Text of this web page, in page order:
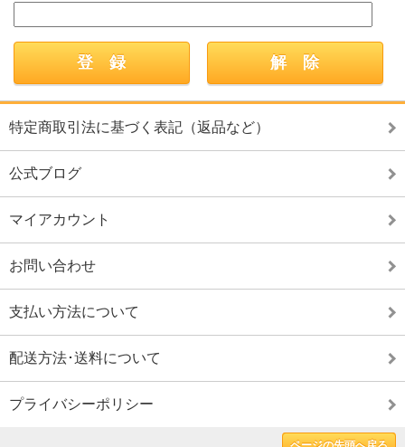
特定商取引法に基づく表記（返品など）
公式ブログ
マイアカウント
お問い合わせ
支払い方法について
配送方法･送料について
プライバシーポリシー